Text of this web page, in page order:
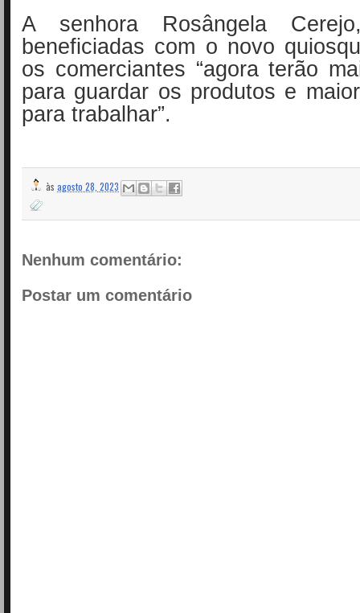
A senhora Rosângela
beneficiadas com o novo
os comerciantes “agora terão
para guardar os produtos e
para trabalhar”.
às agosto 28, 2023
Nenhum comentário:
Postar um comentário